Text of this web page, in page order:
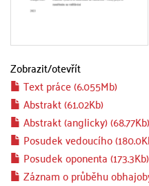
Zobrazit/otevřít
Text práce (6.055Mb)
Abstrakt (61.02Kb)
Abstrakt (anglicky) (68.77Kb)
Posudek vedoucího
Posudek oponenta (173.3Kb)
Záznam o průběhu